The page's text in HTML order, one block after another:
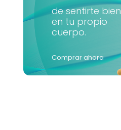
de sentirte bien
en tu propio
cuerpo.
Comprar ahora